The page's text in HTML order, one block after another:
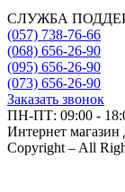
СЛУЖБА
(057) 738-76-66
(068) 656-26-90
(095) 656-26-90
(073) 656-26-90
Заказать звонок
ПН-ПТ: 09:00 -
Интернет магазин
Copyright – All